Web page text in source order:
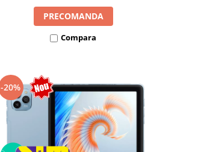
PRECOMANDA
Compara
-20%